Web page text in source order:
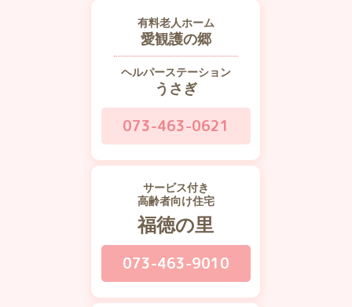
有料老人ホーム
愛観護の郷
ヘルパーステーション
うさぎ
073-463-0621
サービス付き
高齢者向け住宅
福徳の里
073-463-9010